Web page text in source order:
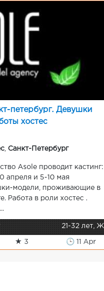
петербург. Девушки
хостес
Санкт-Петербург
Asole проводит кастинг:
апреля и 5-10 мая
модели, проживающие в
Работа в роли хостес .
21-32 лет, Ж
★ 3 🕒 11 Apr